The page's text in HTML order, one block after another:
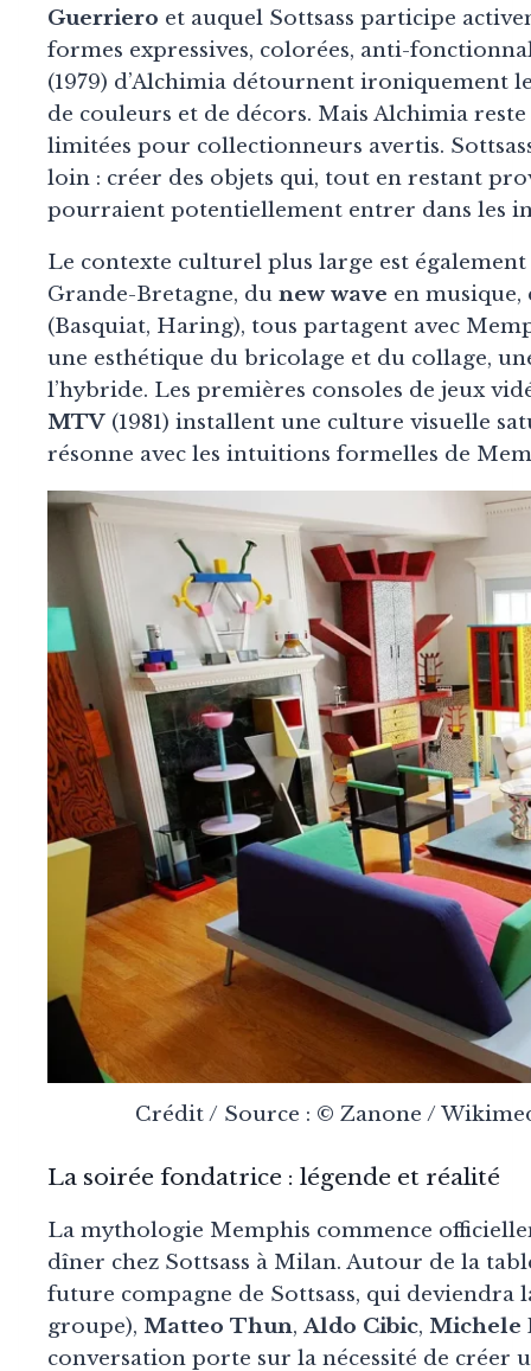
Guerriero et auquel Sottsass participe
formes expressives, colorées, anti-
(1979) d’Alchimia détournent ironiquement
de couleurs et de décors. Mais Alchimia
limitées pour collectionneurs avertis.
loin : créer des objets qui, tout en restant
pourraient potentiellement entrer dans les
Le contexte culturel plus large est
Grande-Bretagne, du new wave en musique,
(Basquiat, Haring), tous partagent avec
une esthétique du bricolage et du collage,
l’hybride. Les premières consoles de jeux
MTV (1981) installent une culture visuelle
résonne avec les intuitions formelles de
Crédit / Source : © Zanone /
La soirée fondatrice : légende et réalité
La mythologie Memphis commence
dîner chez Sottsass à Milan. Autour de la
future compagne de Sottsass, qui
groupe), Matteo Thun,Aldo Cibic, Michele
conversation porte sur la nécessité de créer